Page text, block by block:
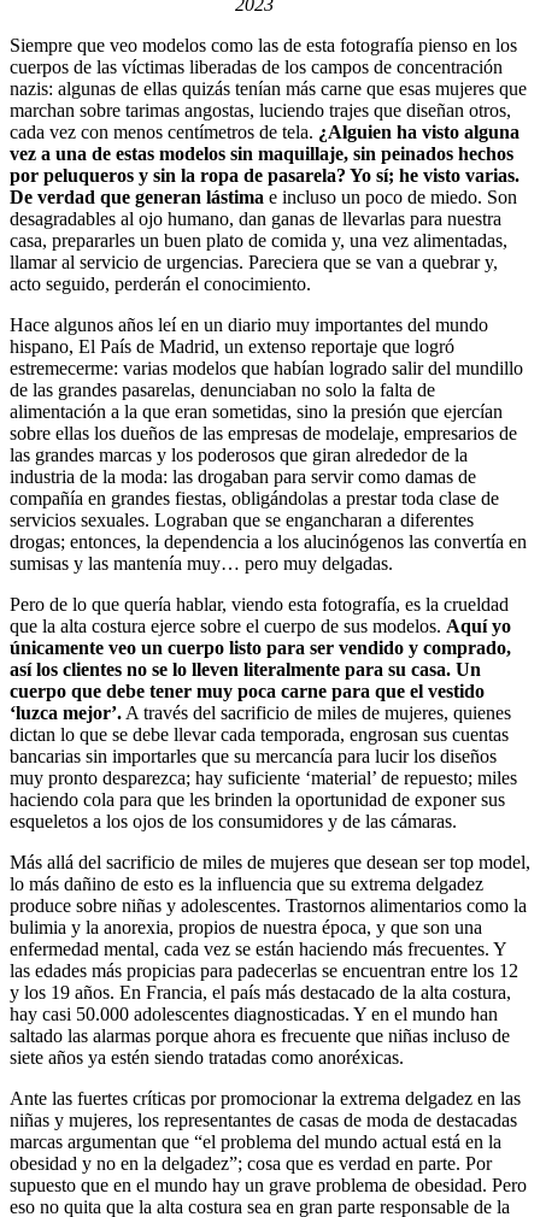
Siempre que veo modelos como las de esta fotografía pienso en los
cuerpos de las víctimas liberadas de los campos de concentración
nazis: algunas de ellas quizás tenían más carne que esas mujeres que
marchan sobre tarimas angostas, luciendo trajes que diseñan otros,
cada vez con menos centímetros de tela. ¿Alguien ha visto alguna
vez a una de estas modelos sin maquillaje, sin peinados hechos
por peluqueros y sin la ropa de pasarela? Yo sí; he visto varias.
De verdad que generan lástima e incluso un poco de miedo. Son
desagradables al ojo humano, dan ganas de llevarlas para nuestra
casa, prepararles un buen plato de comida y, una vez alimentadas,
llamar al servicio de urgencias. Pareciera que se van a quebrar y,
acto seguido, perderán el conocimiento.
Hace algunos años leí en un diario muy importantes del mundo
hispano, El País de Madrid, un extenso reportaje que logró
estremecerme: varias modelos que habían logrado salir del mundillo
de las grandes pasarelas, denunciaban no solo la falta de
alimentación a la que eran sometidas, sino la presión que ejercían
sobre ellas los dueños de las empresas de modelaje, empresarios de
las grandes marcas y los poderosos que giran alrededor de la
industria de la moda: las drogaban para servir como damas de
compañía en grandes fiestas, obligándolas a prestar toda clase de
servicios sexuales. Lograban que se engancharan a diferentes
drogas; entonces, la dependencia a los alucinógenos las convertía en
sumisas y las mantenía muy… pero muy delgadas.
Pero de lo que quería hablar, viendo esta fotografía, es la crueldad
que la alta costura ejerce sobre el cuerpo de sus modelos. Aquí yo
únicamente veo un cuerpo listo para ser vendido y comprado,
así los clientes no se lo lleven literalmente para su casa. Un
cuerpo que debe tener muy poca carne para que el vestido
‘luzca mejor’. A través del sacrificio de miles de mujeres, quienes
dictan lo que se debe llevar cada temporada, engrosan sus cuentas
bancarias sin importarles que su mercancía para lucir los diseños
muy pronto desparezca; hay suficiente ‘material’ de repuesto; miles
haciendo cola para que les brinden la oportunidad de exponer sus
esqueletos a los ojos de los consumidores y de las cámaras.
Más allá del sacrificio de miles de mujeres que desean ser top model,
lo más dañino de esto es la influencia que su extrema delgadez
produce sobre niñas y adolescentes. Trastornos alimentarios como la
bulimia y la anorexia, propios de nuestra época, y que son una
enfermedad mental, cada vez se están haciendo más frecuentes. Y
las edades más propicias para padecerlas se encuentran entre los 12
y los 19 años. En Francia, el país más destacado de la alta costura,
hay casi 50.000 adolescentes diagnosticadas. Y en el mundo han
saltado las alarmas porque ahora es frecuente que niñas incluso de
siete años ya estén siendo tratadas como anoréxicas.
Ante las fuertes críticas por promocionar la extrema delgadez en las
niñas y mujeres, los representantes de casas de moda de destacadas
marcas argumentan que “el problema del mundo actual está en la
obesidad y no en la delgadez”; cosa que es verdad en parte. Por
supuesto que en el mundo hay un grave problema de obesidad. Pero
eso no quita que la alta costura sea en gran parte responsable de la